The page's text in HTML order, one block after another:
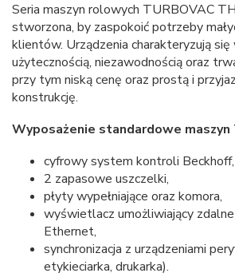
Seria maszyn rolowych TURBOVAC
stworzona, by zaspokoić potrzeby
klientów. Urządzenia charakteryzują się
użytecznością, niezawodnością oraz
przy tym niską cenę oraz prostą i
konstrukcję.
Wyposażenie standardowe maszyn
cyfrowy system kontroli Beckhoff,
2 zapasowe uszczelki,
płyty wypełniające oraz komora,
wyświetlacz umożliwiający
Ethernet,
synchronizacja z urządzeniami
etykieciarka, drukarka).